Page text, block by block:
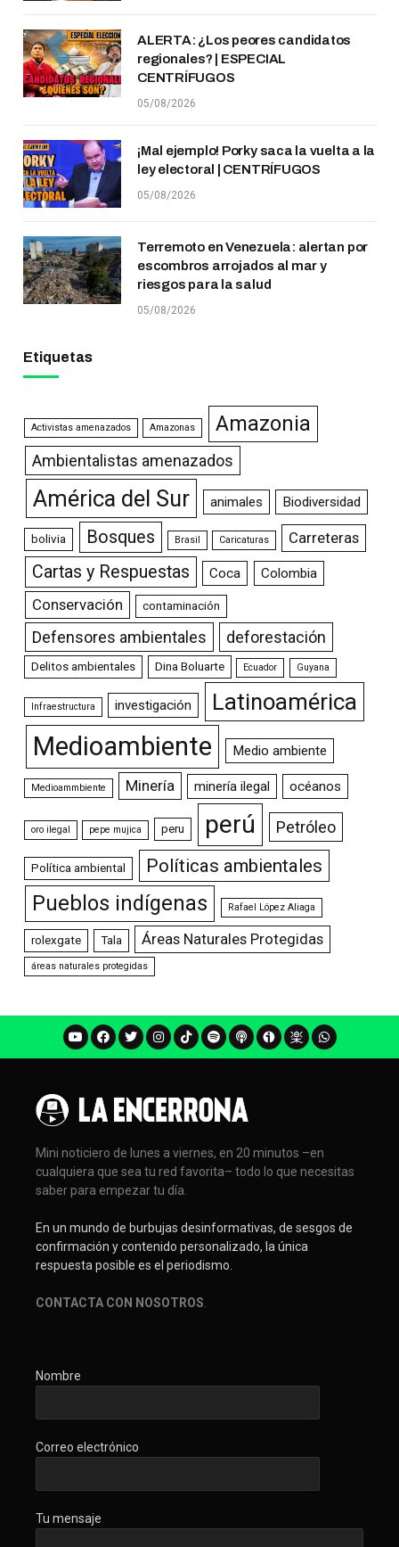
ALERTA: ¿Los peores candidatos
regionales? | ESPECIAL
CENTRÍFUGOS
05/08/2026
¡Mal ejemplo! Porky saca la vuelta a la
ley electoral | CENTRÍFUGOS
05/08/2026
Terremoto en Venezuela: alertan por
escombros arrojados al mar y
riesgos para la salud
05/08/2026
Etiquetas
Activistas amenazados Amazonas Amazonia
Ambientalistas amenazados
América del Sur animales Biodiversidad
bolivia Bosques Brasil Caricaturas Carreteras
Cartas y Respuestas Coca Colombia
Conservación contaminación
Defensores ambientales deforestación
Delitos ambientales Dina Boluarte Ecuador Guyana
Infraestructura investigación Latinoamérica
Medioambiente Medio ambiente
Medioammbiente Minería minería ilegal océanos
oro ilegal pepe mujica peru perú Petróleo
Política ambiental Políticas ambientales
Pueblos indígenas Rafael López Aliaga
rolexgate Tala Áreas Naturales Protegidas
áreas naturales protegidas
Mini noticiero de lunes a viernes, en 20 minutos –en
cualquiera que sea tu red favorita– todo lo que necesitas
saber para empezar tu día.
En un mundo de burbujas desinformativas, de sesgos de
confirmación y contenido personalizado, la única
respuesta posible es el periodismo.
CONTACTA CON NOSOTROS
Nombre
Correo electrónico
Tu mensaje